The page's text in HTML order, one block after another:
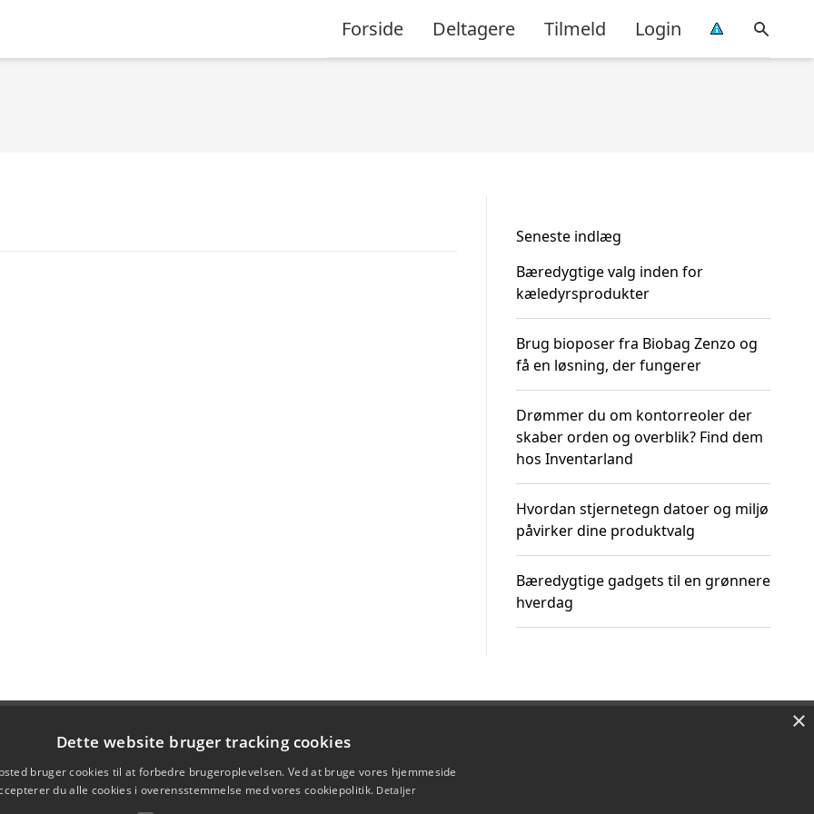
Forside Deltagere Tilmeld Login
Seneste indlæg
Bæredygtige valg inden for
kæledyrsprodukter
Brug bioposer fra Biobag Zenzo og
få en løsning, der fungerer
Drømmer du om kontorreoler der
skaber orden og overblik? Find dem
hos Inventarland
Hvordan stjernetegn datoer og miljø
påvirker dine produktvalg
Bæredygtige gadgets til en grønnere
hverdag
×
Dette website bruger tracking cookies
bruger cookies til at forbedre brugeroplevelsen. Ved at bruge vores hjemmeside
du alle cookies i overensstemmelse med vores cookiepolitik. Detaljer